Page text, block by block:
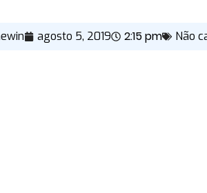
agosto 5, 2019 2:15 pm Não